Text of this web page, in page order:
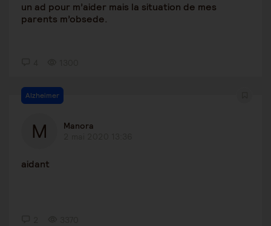
un ad pour m’aider mais la situation de mes
parents m’obsede.
Alzheimer
Manora
aidant